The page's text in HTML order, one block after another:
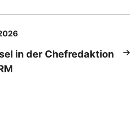
in der Chefredaktion